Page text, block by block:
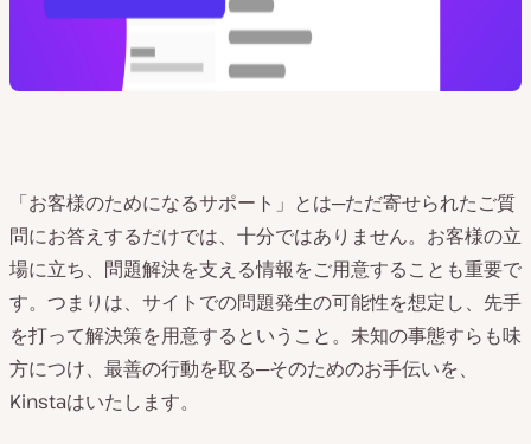
「お客様のためになるサポート」とは─ただ寄せられたご質
問にお答えするだけでは、十分ではありません。お客様の立
場に立ち、問題解決を支える情報をご用意することも重要で
す。つまりは、サイトでの問題発生の可能性を想定し、先手
を打って解決策を用意するということ。未知の事態すらも味
方につけ、最善の行動を取る─そのためのお手伝いを、
Kinstaはいたします。